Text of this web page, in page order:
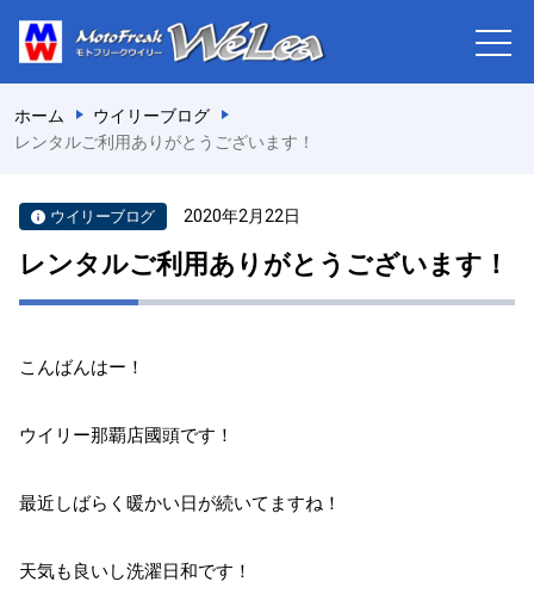
ホーム
ウイリーブログ
レンタルご利用ありがとうございます！
ウイリーブログ 2020年2月22日
レンタルご利用ありがとうございます！
こんばんはー！
ウイリー那覇店國頭です！
最近しばらく暖かい日が続いてますね！
天気も良いし洗濯日和です！